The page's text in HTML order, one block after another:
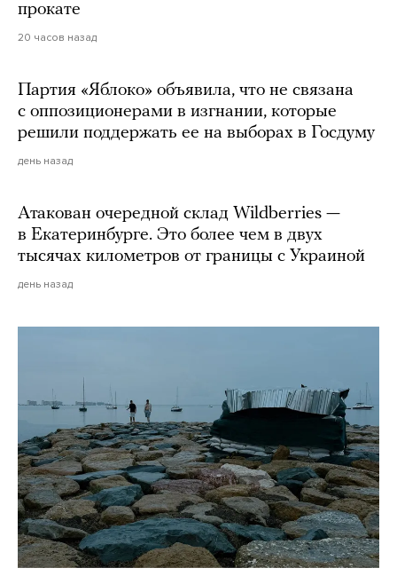
прокате
20 часов назад
Партия «Яблоко» объявила, что не связана
с оппозиционерами в изгнании, которые
решили поддержать ее на выборах в Госдуму
день назад
Атакован очередной склад Wildberries —
в Екатеринбурге. Это более чем в двух
тысячах километров от границы с Украиной
день назад